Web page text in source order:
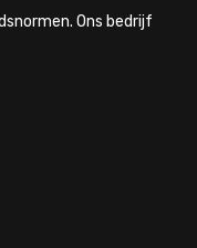
Ons bedrijf